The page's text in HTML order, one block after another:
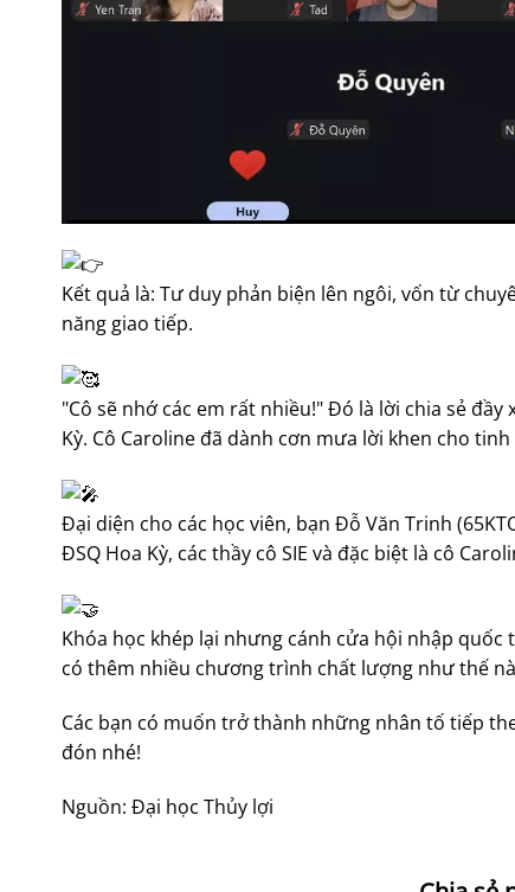
Kết quả là: Tư duy phản biện lên ngôi, vốn từ
năng giao tiếp.
"Cô sẽ nhớ các em rất nhiều!" Đó là lời chia sẻ
Kỳ. Cô Caroline đã dành cơn mưa lời khen cho
Đại diện cho các học viên, bạn Đỗ Văn Trinh
ĐSQ Hoa Kỳ, các thầy cô SIE và đặc biệt là cô
Khóa học khép lại nhưng cánh cửa hội nhập quốc
có thêm nhiều chương trình chất lượng như thế
Các bạn có muốn trở thành những nhân tố tiếp
đón nhé!
Nguồn: Đại học Thủy lợi